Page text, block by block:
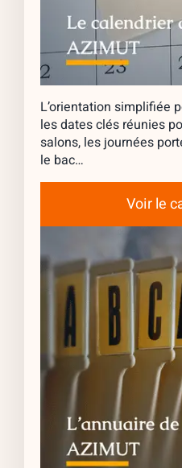
L’orientation simplifiée
les dates clés réunies
salons, les journées
le bac…
Voir le